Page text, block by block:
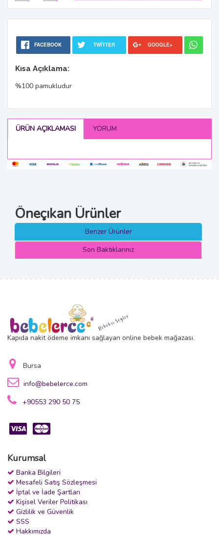
FACEBOOK TWITTER GOOGLE+
Kısa Açıklama:
%100 pamukludur
ÜRÜN AÇIKLAMASI YORUM
Öneçıkan Ürünler
Benzer Ürünler
Son Baktıklarınız
Kapıda nakit ödeme imkanı sağlayan online bebek mağazası.
Bursa
info@bebelerce.com
+90553 290 50 75
Kurumsal
Banka Bilgileri
Mesafeli Satış Sözleşmesi
İptal ve İade Şartları
Kişisel Veriler Politikası
Gizlilik ve Güvenlik
SSS
Hakkımızda